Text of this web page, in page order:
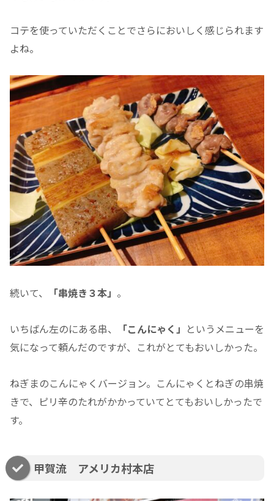
コテを使っていただくことでさらにおいしく感じられます
よね。
続いて、 「串焼き３本」 。
いちばん左のにある串、 「こんにゃく」 というメニューを
気になって頼んだのですが、これがとてもおいしかった。
ねぎまのこんにゃくバージョン。こんにゃくとねぎの串焼
きで、ピリ辛のたれがかかっていてとてもおいしかったで
す。
甲賀流 アメリカ村本店